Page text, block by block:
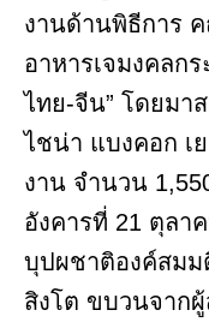
งานด้านพิธีการ
อาหารเจมงคลก
ไทย-จีน” โดยมา
ไชน่า แบงคอก เ
งาน จำนวน
อังคารที่ 21 ตุลา
บุปผชาติองค์สม
สิงโต ขบวนจาก